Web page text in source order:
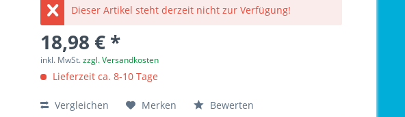
Dieser Artikel steht derzeit nicht zur Verfügung!
18,98 € *
inkl. MwSt.zzgl. Versandkosten
Lieferzeit ca. 8-10 Tage
Vergleichen Merken Bewerten